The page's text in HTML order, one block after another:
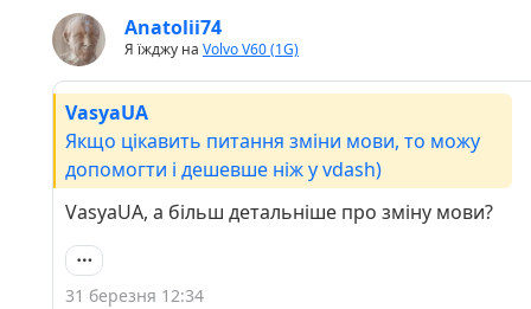
Anatolii74
Я їжджу на Volvo V60 (1G)
VasyaUA
Якщо цікавить питання зміни мови, то можу
допомогти і дешевше ніж у vdash)
VasyaUA, а більш детальніше про зміну мови?
31 березня 12:34